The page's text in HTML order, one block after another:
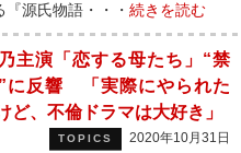
源氏物語・・・ 続きを読む
主演「恋する母たち」“禁
に反響 「実際にやられた
ど、不倫ドラマは大好き」
TOPICS 2020年10月31日